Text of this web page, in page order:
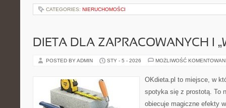
CATEGORIES: NIERUCHOMOŚCI
DIETA DLA ZAPRACOWANYCH I
POSTED BY ADMIN STY - 5 - 2026 MOŻLIWOŚĆ
OKdieta.pl to miejsce, w
spotyka się z prostotą. To
obiecuje magiczne efekty